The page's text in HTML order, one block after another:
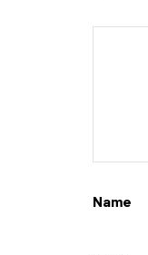
Name